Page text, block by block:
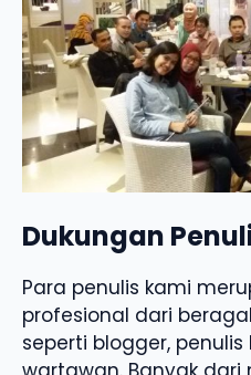
Dukungan
Para penulis kami
profesional dari
seperti blogger, penulis